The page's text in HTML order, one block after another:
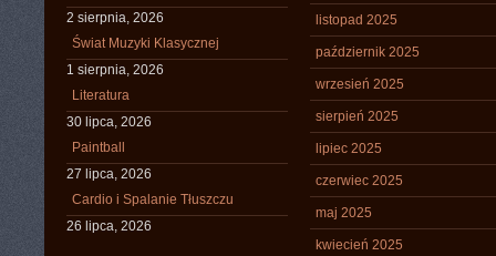
2 sierpnia, 2026
Świat Muzyki Klasycznej
1 sierpnia, 2026
Literatura
30 lipca, 2026
Paintball
27 lipca, 2026
Cardio i Spalanie Tłuszczu
26 lipca, 2026
listopad 2025
październik 2025
wrzesień 2025
sierpień 2025
lipiec 2025
czerwiec 2025
maj 2025
kwiecień 2025